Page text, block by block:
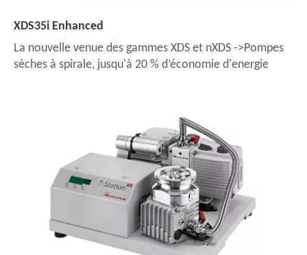
XDS35i Enhanced
La nouvelle venue des gammes XDS et nXDS ->Pompes
sèches à spirale, jusqu'à 20 % d’économie d'energie